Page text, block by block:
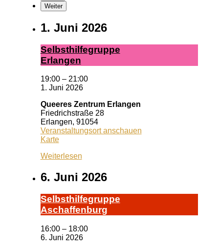
Weiter
1. Juni 2026
Selbst­hil­fe­grup­pe
Er­lan­gen
19:00 – 21:00
1. Juni 2026
Queeres Zentrum Erlangen
Friedrichstraße 28
Erlangen, 91054
Veranstaltungsort anschauen
KarteQueeres
Erlangen
Weiterlesen
6. Juni 2026
Selbst­hil­fe­grup­pe
A­schaf­fen­burg
16:00 – 18:00
6. Juni 2026